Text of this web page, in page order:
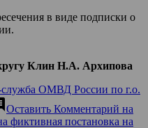
в виде подписки о
Клин Н.А. Архипова
служба ОМВД России по г.о.
Оставить Комментарий на
фиктивная постановка на